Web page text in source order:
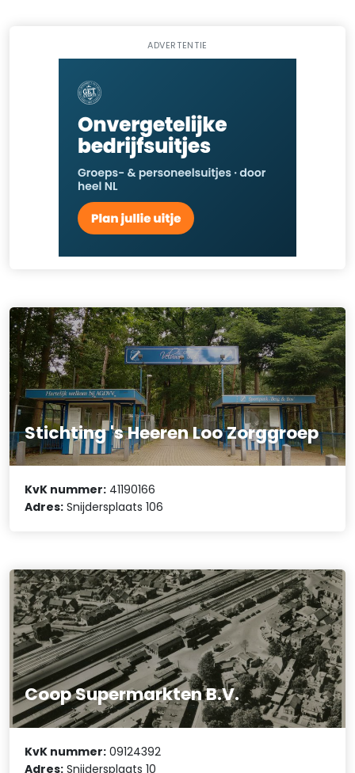
ADVERTENTIE
Stichting 's Heeren Loo Zorggroep
KvK nummer: 41190166
Adres: Snijdersplaats 106
Coop Supermarkten B.V.
KvK nummer: 09124392
Adres: Snijdersplaats 10